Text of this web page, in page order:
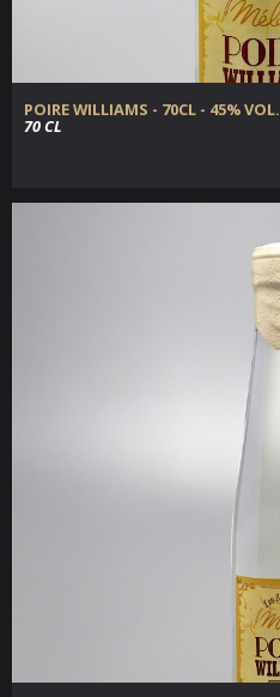
POIRE WILLIAMS - 70CL - 45% VOL.
70 CL